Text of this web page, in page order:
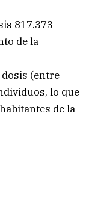
817.373
de la
(entre
lo que
de la